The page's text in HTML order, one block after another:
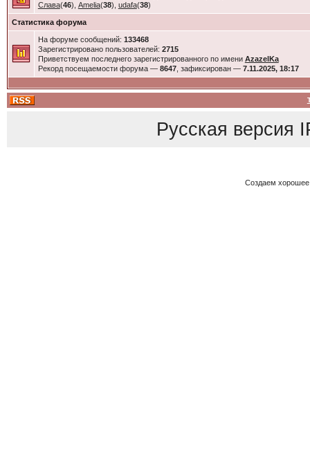
Слава(46), Amelia(38), udafa(38)
Статистика форума
На форуме сообщений: 133468
Зарегистрировано пользователей: 2715
Приветствуем последнего зарегистрированного по имени AzazelKa
Рекорд посещаемости форума — 8647, зафиксирован — 7.11.2025, 18:17
Русская версия
Создаем